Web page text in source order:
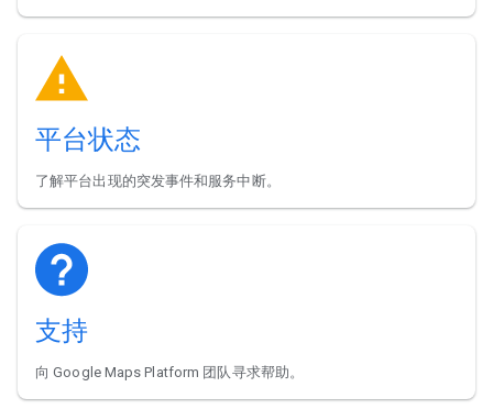
平台状态
了解平台出现的突发事件和服务中断。
支持
向 Google Maps Platform 团队寻求帮助。